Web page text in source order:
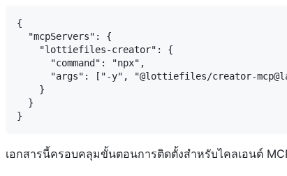
{
  "mcpServers": {
    "lottiefiles-creator": {
      "command": "npx",
"args": ["-y", "@lottiefiles/creator-
    }
  }
เอกสารนี้ครอบคลุมขั้นตอนการติดตั้งสำหรับไคลเอนต์